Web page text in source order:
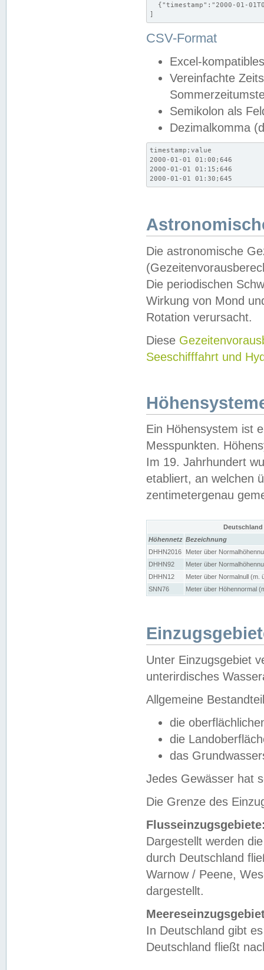
{"timestamp":"2000-01-
]
CSV-Format
Excel-
Vereinfachte
Semikolon als
Dezimalkomma
timestamp;value
2000-01-01 01:00;646
2000-01-01 01:15;646
2000-01-01 01:30;645
Die astronomische
Die periodischen
Wirkung von Mond
Rotation verursacht.
Diese
Seeschifffahrt und
Ein Höhensystem ist
Messpunkten.
Im 19. Jahrhundert
etabliert, an welchen
zentimetergenau
Höhennetz Bezeichnung
DHHN2016
Meter über
DHHN92
Meter über
DHHN12
Meter über Normalnull (m.
SNN76
Meter über Höhennormal
Unter Einzugsgebiet
unterirdisches
Allgemeine
die
die
das
Jedes Gewässer hat
Die Grenze des
Dargestellt werden
durch Deutschland
Warnow / Peene,
dargestellt.
In Deutschland gibt
Deutschland fließt